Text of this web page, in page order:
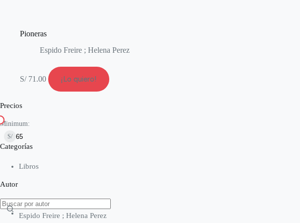
Pioneras
Espido Freire ; Helena Perez
S/71.00 ¡Lo quiero!
Precios
Minimum:
S/
Categorías
Libros
Autor
Espido Freire ; Helena Perez